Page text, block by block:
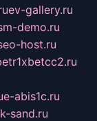
ev-gallery.ru
demo.ru
host.ru
e-abis1c.ru
sand.ru